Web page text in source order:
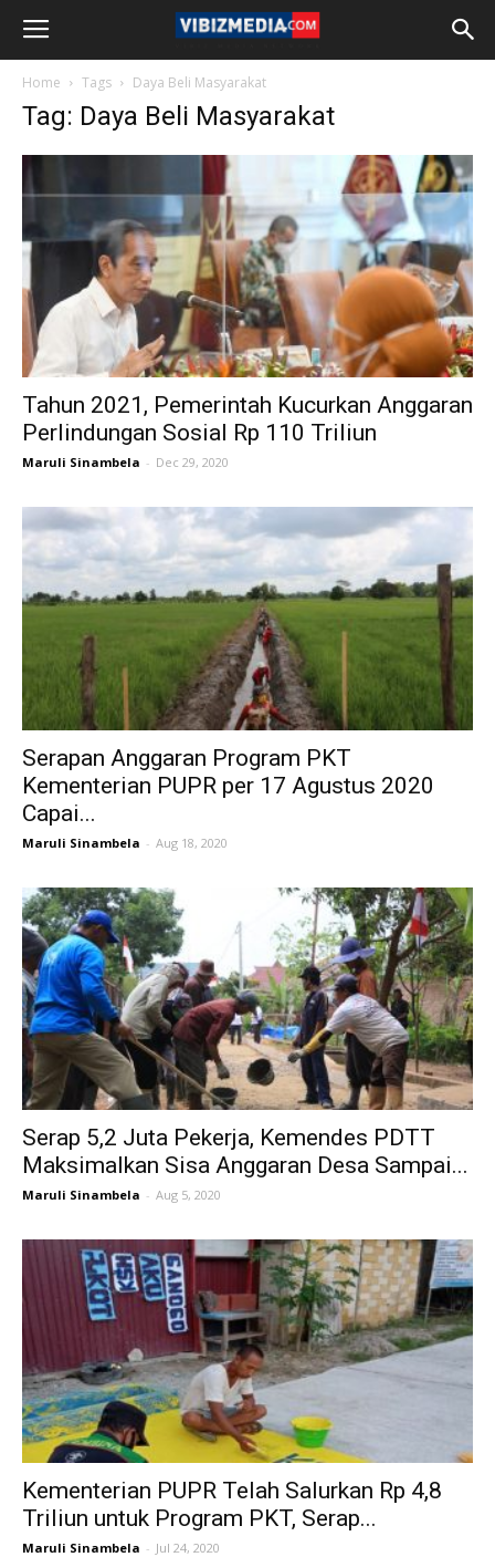
Home Tags Daya Beli Masyarakat
Tag: Daya Beli Masyarakat
Tahun 2021, Pemerintah Kucurkan Anggaran
Perlindungan Sosial Rp 110 Triliun
Maruli Sinambela - Dec 29, 2020
Serapan Anggaran Program PKT
Kementerian PUPR per 17 Agustus 2020
Capai...
Maruli Sinambela - Aug 18, 2020
Serap 5,2 Juta Pekerja, Kemendes PDTT
Maksimalkan Sisa Anggaran Desa Sampai...
Maruli Sinambela - Aug 5, 2020
Kementerian PUPR Telah Salurkan Rp 4,8
Triliun untuk Program PKT, Serap...
Maruli Sinambela - Jul 24, 2020